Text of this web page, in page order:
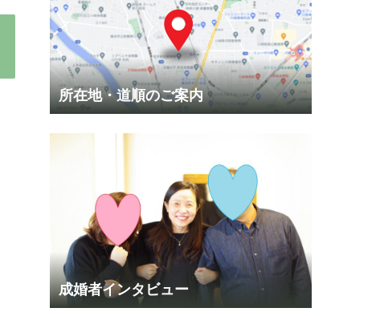
所在地・道順のご案内
成婚者インタビュー